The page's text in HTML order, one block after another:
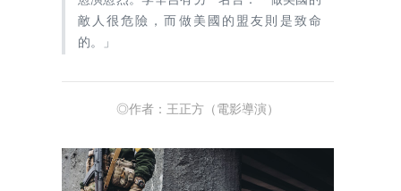
敵人很危險，而做美國的盟友則是致命
的。」
◎作者：王正方（電影導演）